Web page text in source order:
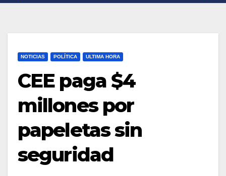
NOTICIAS POLÍTICA ULTIMA HORA
CEE paga $4
millones por
papeletas sin
seguridad